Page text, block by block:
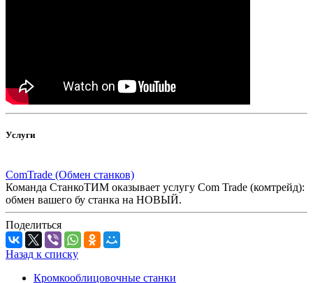
Услуги
ComTrade (Обмен станков)
Команда СтанкоТИМ оказывает услугу Com Trade (комтрейд):
обмен вашего бу станка на НОВЫЙ.
Поделиться
Назад к списку
Кромкооблицовочные станки